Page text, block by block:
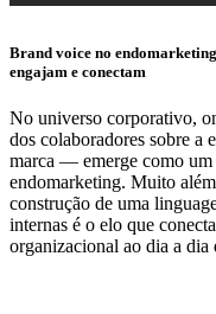
Brand voice no
engajam e conectam
No universo corporativo,
dos colaboradores sobre a
marca — emerge como um
endomarketing. Muito
construção de uma
internas é o elo que
organizacional ao dia a dia